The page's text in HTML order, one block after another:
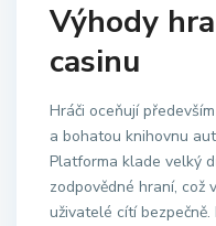
Výhody
casinu
Hráči oceňují
a bohatou knihovnu
Platforma klade velký
zodpovědné hraní, což
uživatelé cítí